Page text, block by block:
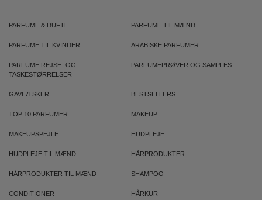
PARFUME & DUFTE PARFUME TIL MÆND
PARFUME TIL KVINDER ARABISKE PARFUMER
PARFUME REJSE- OG
TASKESTØRRELSER
PARFUMEPRØVER OG SAMPLES
GAVEÆSKER BESTSELLERS
TOP 10 PARFUMER MAKEUP
MAKEUPSPEJLE HUDPLEJE
HUDPLEJE TIL MÆND HÅRPRODUKTER
HÅRPRODUKTER TIL MÆND SHAMPOO
CONDITIONER HÅRKUR